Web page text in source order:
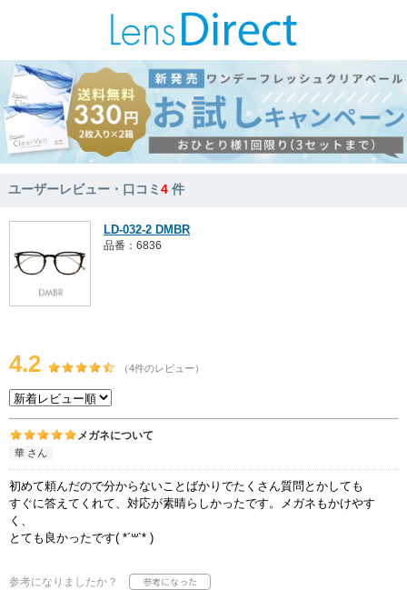
ユーザーレビュー・口コミ4 件
LD-032-2 DMBR
品番：6836
4.2 （4件のレビュー）
メガネについて
華 さん
初めて頼んだので分からないことばかりでたくさん質問とかしても
すぐに答えてくれて、対応が素晴らしかったです。メガネもかけやす
く、
とても良かったです( *´꒳`* )
参考になりましたか？